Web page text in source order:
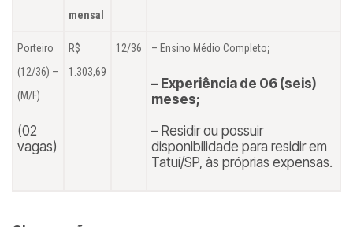
mensal
Porteiro
(12/36) –
(M/F)
(02
vagas)
R$
1.303,69
12/36 – Ensino Médio Completo;
– Experiência de 06 (seis)
meses;
– Residir ou possuir
disponibilidade para residir em
Tatuí/SP, às próprias expensas.